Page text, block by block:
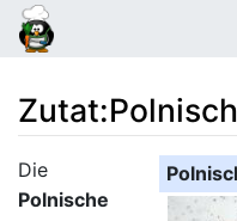
Zutat:
Wechseln zu: Navigation
Die
Polnische